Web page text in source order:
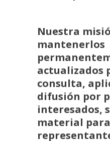
Nuestra
mantenerlos
actualizados
consulta,
difusión por
interesados,
material